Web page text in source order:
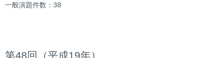
一般演題件数：38
第48回（平成19年）